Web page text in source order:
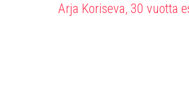
Arja Koriseva, 30 vuotta